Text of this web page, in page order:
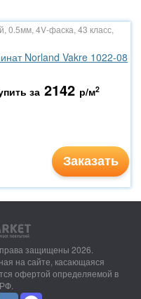
0.5мм, 4V-фаска, 43 класс,
Norland Vakre 1022-08
за 2142 р/м2
Заказать
защищены 2026.
на сайте, касающаяся
офертой определяемой в